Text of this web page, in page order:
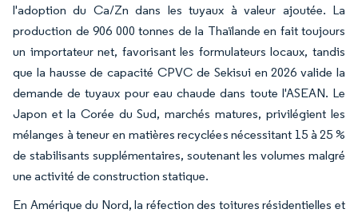
l'adoption du Ca/Zn dans les tuyaux à valeur ajoutée. La
production de 906 000 tonnes de la Thaïlande en fait toujours
un importateur net, favorisant les formulateurs locaux, tandis
que la hausse de capacité CPVC de Sekisui en 2026 valide la
demande de tuyaux pour eau chaude dans toute l'ASEAN. Le
Japon et la Corée du Sud, marchés matures, privilégient les
mélanges à teneur en matières recyclées nécessitant 15 à 25 %
de stabilisants supplémentaires, soutenant les volumes malgré
une activité de construction statique.
En Amérique du Nord, la réfection des toitures résidentielles et